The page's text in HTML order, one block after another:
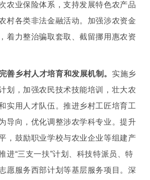
农业保险体系，支持发展特色农产品
村各类非法金融活动。加强涉农资金
着力整治骗取套取、截留挪用惠农资
善乡村人才培育和发展机制。 实施乡
划，加强农民技术技能培训，壮大农
实用人才队伍。推进乡村工匠培育工
导向，优化调整涉农学科专业。提升
，鼓励职业学校与农业企业等组建产
进“三支一扶”计划、科技特派员、特
愿服务西部计划等基层服务项目。深